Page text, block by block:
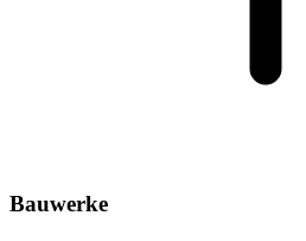
Bauwerke